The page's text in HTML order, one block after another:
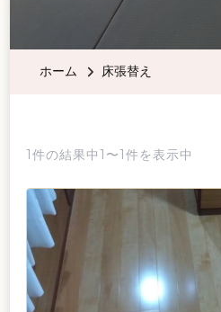
ホーム 床張替え
1件の結果中1〜1件を表示中